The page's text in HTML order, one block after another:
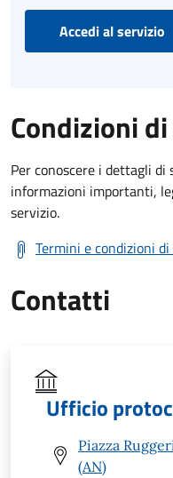
Accedi al servizio
Condizioni
Per conoscere i dettagli
informazioni importanti,
servizio.
Termini e condizioni
Contatti
Ufficio
Piazza
(AN)